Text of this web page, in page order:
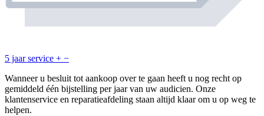
5 jaar service + −
Wanneer u besluit tot aankoop over te gaan heeft u nog recht op
gemiddeld één bijstelling per jaar van uw audicien. Onze
klantenservice en reparatieafdeling staan altijd klaar om u op weg te
helpen.